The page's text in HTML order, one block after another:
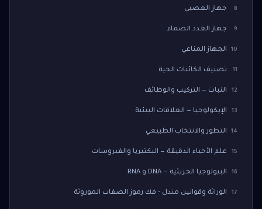
8 جهاز العصبي
9 جهاز الغدد الصماء
10 الجهاز المناعي
11 تصنيف الكائنات الحية
12 النبات — التركيب والوظائف
13 الإيكولوجيا — العلاقات البيئية
14 التطور والانتخاب الطبيعي
15 علم الأحياء الدقيقة — البكتيريا والفيروسات
16 البيولوجيا الجزيئية — DNA و RNA
17 الوراثة وقوانين مندل - فك رموز الصفات الموروثة